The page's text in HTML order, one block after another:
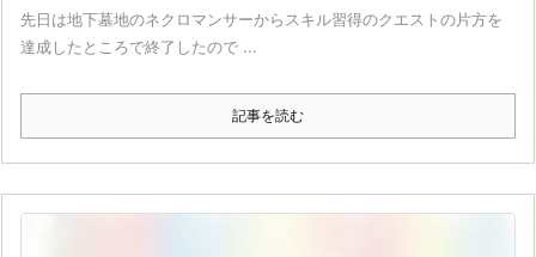
先日は地下墓地のネクロマンサーからスキル習得のクエストの片方を
達成したところで終了したので ...
記事を読む